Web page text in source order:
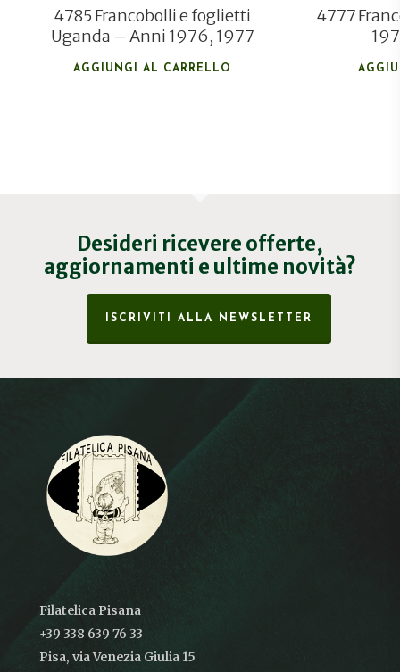
4785 Francobolli e foglietti
Uganda – Anni 1976, 1977
AGGIUNGI AL CARRELLO
4777
Desideri ricevere offerte,
aggiornamenti e ultime novità?
ISCRIVITI ALLA NEWSLETTER
Filatelica Pisana
+39 338 639 76 33
Pisa, via Venezia Giulia 15